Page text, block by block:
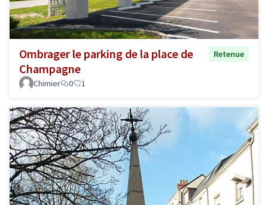
Ombrager le parking de la place de
Champagne
Retenue
Chimier 0 1